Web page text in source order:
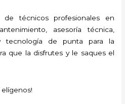
técnicos profesionales en
asesoría técnica,
tecnología de punta para la
que la disfrutes y le saques el
elígenos!